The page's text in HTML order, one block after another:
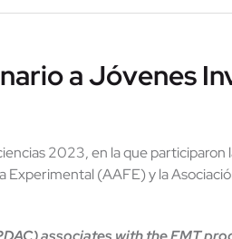
a Jóvenes
2023, en la que
(AAFE) y la